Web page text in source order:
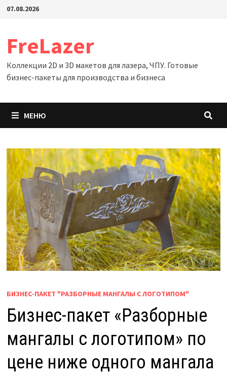
Перейти
07.08.2026
FreLazer
Коллекции 2D и 3D макетов для лазера, ЧПУ. Готовые
бизнес-пакеты для производства и бизнеса
МЕНЮ
БИЗНЕС-ПАКЕТ "РАЗБОРНЫЕ МАНГАЛЫ С ЛОГОТИПОМ"
Бизнес-пакет «Разборные
мангалы с логотипом» по
цене ниже одного мангала